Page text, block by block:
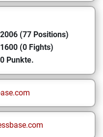
2006 (77 Positions)
1600 (0 Fights)
0 Punkte.